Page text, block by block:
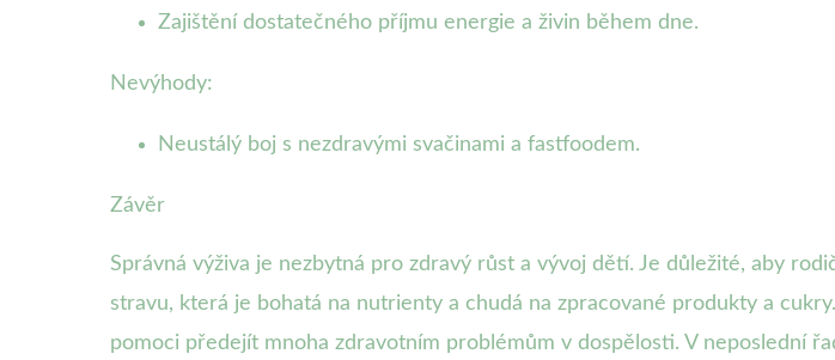
Zajištění dostatečného příjmu energie a živin během dne.
Nevýhody:
Neustálý boj s nezdravými svačinami a fastfoodem.
Závěr
Správná výživa je nezbytná pro zdravý růst a vývoj dětí. Je důležité, aby
stravu, která je bohatá na nutrienty a chudá na zpracované produkty a
pomoci předejít mnoha zdravotním problémům v dospělosti. V neposlední